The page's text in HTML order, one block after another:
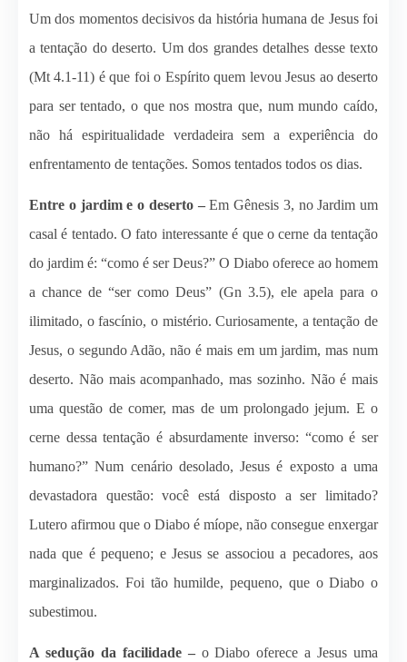
Um dos momentos decisivos da história humana de Jesus foi
a tentação do deserto. Um dos grandes detalhes desse texto
(Mt 4.1-11) é que foi o Espírito quem levou Jesus ao deserto
para ser tentado, o que nos mostra que, num mundo caído,
não há espiritualidade verdadeira sem a experiência do
enfrentamento de tentações. Somos tentados todos os dias.
Entre o jardim e o deserto –Em Gênesis 3, no Jardim um
casal é tentado. O fato interessante é que o cerne da tentação
do jardim é: “como é ser Deus?” O Diabo oferece ao homem
a chance de “ser como Deus” (Gn 3.5), ele apela para o
ilimitado, o fascínio, o mistério. Curiosamente, a tentação de
Jesus, o segundo Adão, não é mais em um jardim, mas num
deserto. Não mais acompanhado, mas sozinho. Não é mais
uma questão de comer, mas de um prolongado jejum. E o
cerne dessa tentação é absurdamente inverso: “como é ser
humano?” Num cenário desolado, Jesus é exposto a uma
devastadora questão: você está disposto a ser limitado?
Lutero afirmou que o Diabo é míope, não consegue enxergar
nada que é pequeno; e Jesus se associou a pecadores, aos
marginalizados. Foi tão humilde, pequeno, que o Diabo o
subestimou.
A sedução da facilidade –o Diabo oferece a Jesus uma